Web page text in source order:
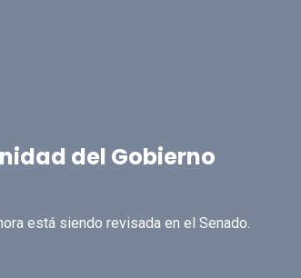
del Gobierno
está siendo revisada en el Senado.